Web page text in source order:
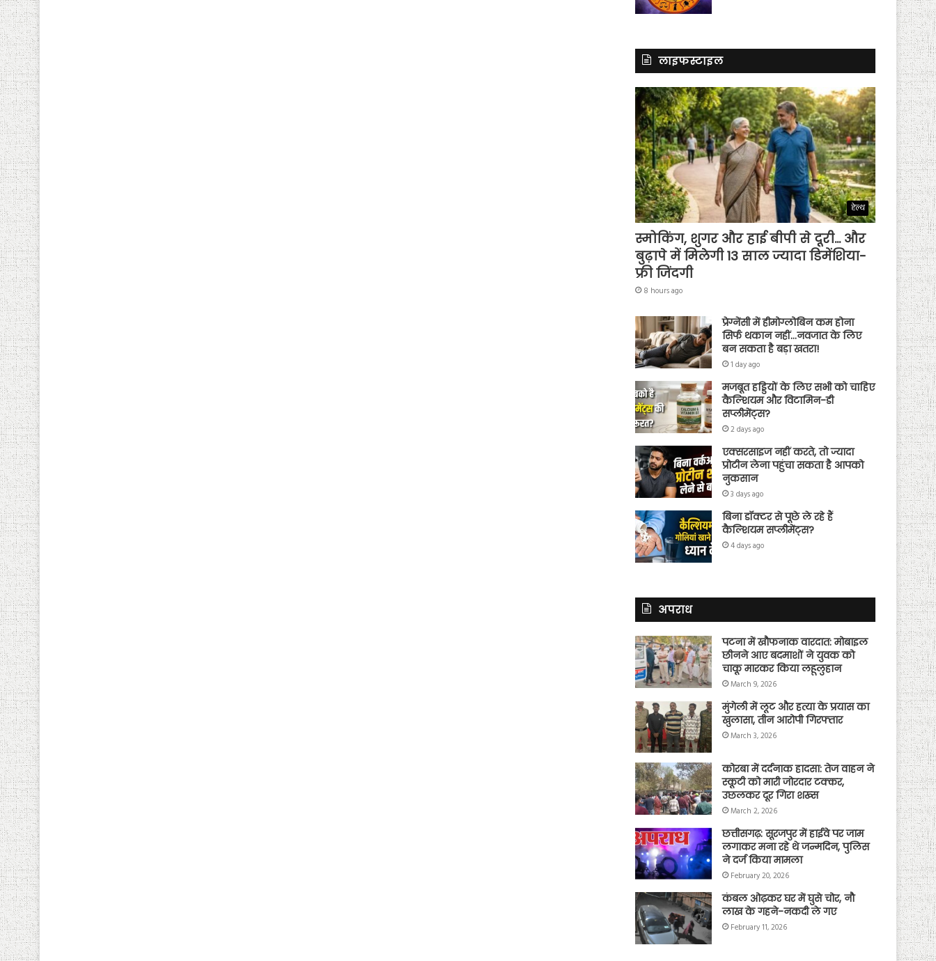
लाइफस्टाइल
हेल्थ
स्मोकिंग, शुगर और हाई बीपी से दूरी… और
बुढ़ापे में मिलेगी 13 साल ज्यादा डिमेंशिया-
फ्री जिंदगी
8 hours ago
प्रेग्नेंसी में हीमोग्लोबिन कम होना
सिर्फ थकान नहीं…नवजात के लिए
बन सकता है बड़ा खतरा!
1 day ago
मजबूत हड्डियों के लिए सभी को चाहिए
कैल्शियम और विटामिन-डी
सप्लीमेंट्स?
2 days ago
एक्सरसाइज नहीं करते, तो ज्यादा
प्रोटीन लेना पहुंचा सकता है आपको
नुकसान
3 days ago
बिना डॉक्टर से पूछे ले रहे हैं
कैल्शियम सप्लीमेंट्स?
4 days ago
अपराध
पटना में खौफनाक वारदात: मोबाइल
छीनने आए बदमाशों ने युवक को
चाकू मारकर किया लहूलुहान
March 9, 2026
मुंगेली में लूट और हत्या के प्रयास का
खुलासा, तीन आरोपी गिरफ्तार
March 3, 2026
कोरबा में दर्दनाक हादसा: तेज वाहन ने
स्कूटी को मारी जोरदार टक्कर,
उछलकर दूर गिरा शख्स
March 2, 2026
छत्तीसगढ़: सूरजपुर में हाईवे पर जाम
लगाकर मना रहे थे जन्मदिन, पुलिस
ने दर्ज किया मामला
February 20, 2026
कंबल ओढ़कर घर में घुसे चोर, नौ
लाख के गहने-नकदी ले गए
February 11, 2026